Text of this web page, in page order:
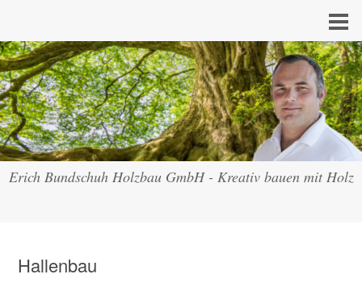
Erich Bundschuh Holzbau GmbH - Kreativ bauen mit Holz
Hallenbau